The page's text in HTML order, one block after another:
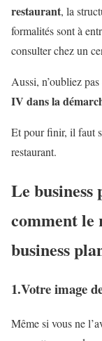
restaurant, la
formalités sont à
consulter chez un
Aussi, n’oubliez pas
IV dans la
Et pour finir, il faut
restaurant.
Le business
comment le
business
1.Votre image
Même si vous ne